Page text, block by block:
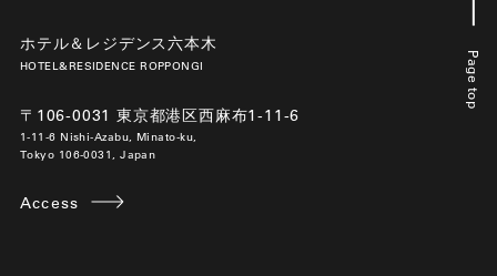
Page top
ホテル＆レジデンス六本木
HOTEL&RESIDENCE ROPPONGI
〒106-0031 東京都港区西麻布1-11-6
1-11-6 Nishi-Azabu, Minato-ku,
Tokyo 106-0031, Japan
Access